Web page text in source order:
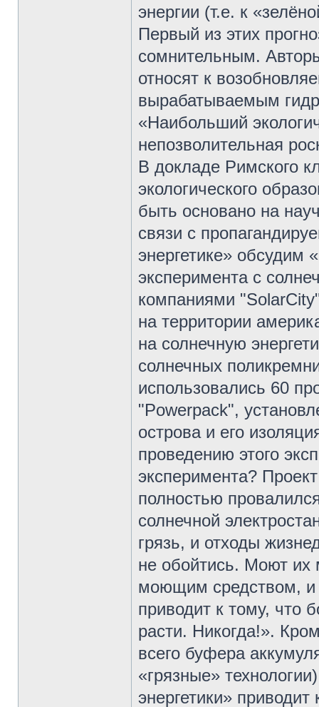
энергии (т.е. к
Первый из этих
сомнительным.
относят к
вырабатываемым
«Наибольший
непозволительная
В докладе Римского
экологического
быть основано на
связи с
энергетике» обсудим
эксперимента с
компаниями
на территории
на солнечную
солнечных
использовались 60
"Powerpack",
острова и его
проведению этого
эксперимента?
полностью
солнечной
грязь, и отходы
не обойтись. Моют
моющим средством, и
приводит к тому, что
расти. Никогда!».
всего буфера
«грязные»
энергетики»